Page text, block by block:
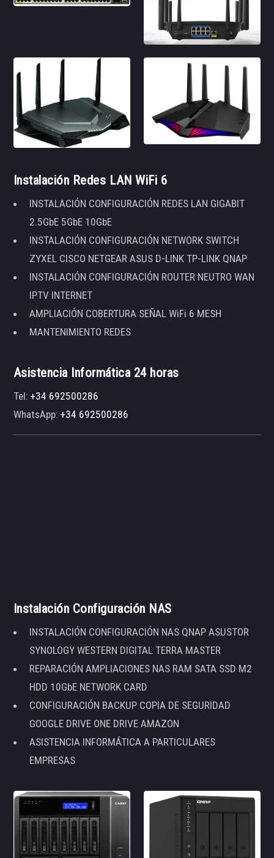
Instalación Redes LAN WiFi 6
INSTALACIÓN CONFIGURACIÓN REDES LAN GIGABIT
2.5GbE 5GbE 10GbE
INSTALACIÓN CONFIGURACIÓN NETWORK SWITCH
ZYXEL CISCO NETGEAR ASUS D-LINK TP-LINK QNAP
INSTALACIÓN CONFIGURACIÓN ROUTER NEUTRO WAN
IPTV INTERNET
AMPLIACIÓN COBERTURA SEÑAL WiFi 6 MESH
MANTENIMIENTO REDES
Asistencia Informática 24 horas
Tel:+34 692500286
WhatsApp:+34 692500286
Instalación Configuración NAS
INSTALACIÓN CONFIGURACIÓN NAS QNAP ASUSTOR
SYNOLOGY WESTERN DIGITAL TERRA MASTER
REPARACIÓN AMPLIACIONES NAS RAM SATA SSD M2
HDD 10GbE NETWORK CARD
CONFIGURACIÓN BACKUP COPIA DE SEGURIDAD
GOOGLE DRIVE ONE DRIVE AMAZON
ASISTENCIA INFORMÁTICA A PARTICULARES
EMPRESAS